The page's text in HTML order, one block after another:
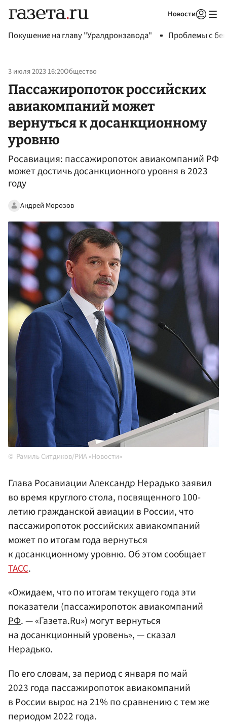
Новости
Покушение на главу "Уралдронзавода" Проблемы с
3 июля 2023 16:20Общество
Пассажиропоток российских
авиакомпаний может
вернуться к досанкционному
уровню
Росавиация: пассажиропоток авиакомпаний РФ
может достичь досанкционного уровня в 2023
году
Андрей Морозов
Рамиль Ситдиков/РИА «Новости»
Глава РосавиацииАлександр Нерадькозаявил
во время круглого стола, посвященного 100-
летию гражданской авиации в России, что
пассажиропоток российских авиакомпаний
может по итогам года вернуться
к досанкционному уровню. Об этом сообщает
ТАСС.
«Ожидаем, что по итогам текущего года эти
показатели (пассажиропоток авиакомпаний
РФ. — «Газета.Ru») могут вернуться
на досанкционный уровень», — сказал
Нерадько.
По его словам, за период с января по май
2023 года пассажиропоток авиакомпаний
в России вырос на 21% по сравнению с тем же
периодом 2022 года.